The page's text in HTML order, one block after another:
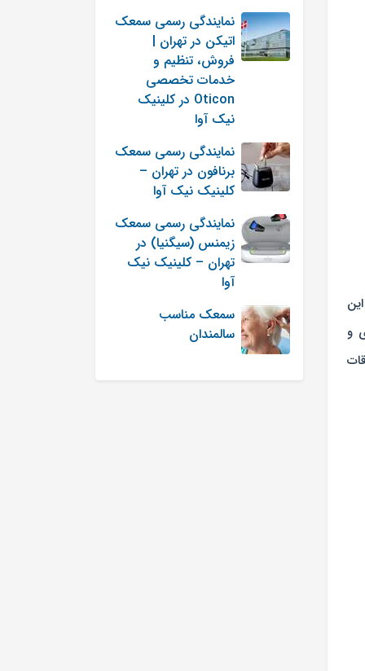
و
نمایندگی رسمی سمعک
اتیکن در تهران |
فروش، تنظیم و
خدمات تخصصی
Oticon در کلینیک
نیک آوا
نمایندگی رسمی سمعک
برنافون در تهران –
کلینیک نیک آوا
نمایندگی رسمی سمعک
زیمنس (سیگنیا) در
تهران – کلینیک نیک
آوا
سمعک مناسب
سالمندان